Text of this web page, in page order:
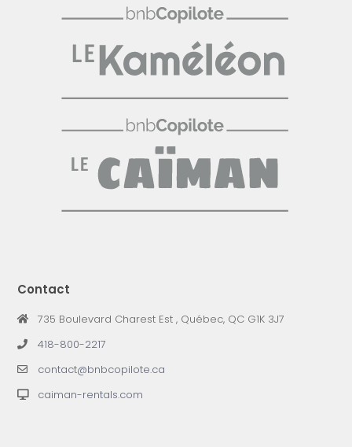
Contact
735 Boulevard Charest Est , Québec, QC G1K 3J7
418-800-2217
contact@bnbcopilote.ca
caiman-rentals.com